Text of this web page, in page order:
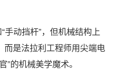
手动挡杆”，但机械结构上
而是法拉利工程师用尖端电
”的机械美学魔术。